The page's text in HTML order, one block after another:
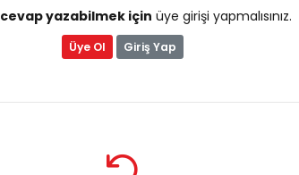
cevap yazabilmek için üye girişi yapmalısınız.
Üye Ol Giriş Yap